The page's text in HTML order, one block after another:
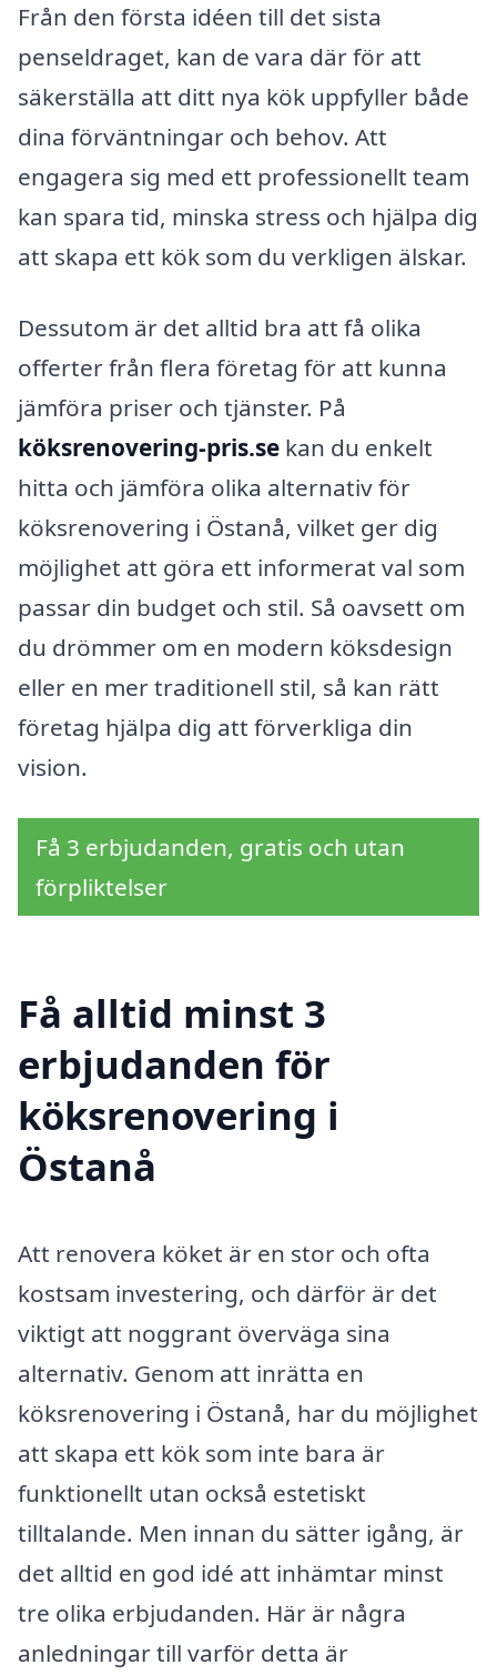
Från den första idéen till det sista
penseldraget, kan de vara där för att
säkerställa att ditt nya kök uppfyller både
dina förväntningar och behov. Att
engagera sig med ett professionellt team
kan spara tid, minska stress och hjälpa dig
att skapa ett kök som du verkligen älskar.
Dessutom är det alltid bra att få olika
offerter från flera företag för att kunna
jämföra priser och tjänster. På
köksrenovering-pris.se kan du enkelt
hitta och jämföra olika alternativ för
köksrenovering i Östanå, vilket ger dig
möjlighet att göra ett informerat val som
passar din budget och stil. Så oavsett om
du drömmer om en modern köksdesign
eller en mer traditionell stil, så kan rätt
företag hjälpa dig att förverkliga din
vision.
Få 3 erbjudanden, gratis och utan
förpliktelser
Få alltid minst 3
erbjudanden för
köksrenovering i
Östanå
Att renovera köket är en stor och ofta
kostsam investering, och därför är det
viktigt att noggrant överväga sina
alternativ. Genom att inrätta en
köksrenovering i Östanå, har du möjlighet
att skapa ett kök som inte bara är
funktionellt utan också estetiskt
tilltalande. Men innan du sätter igång, är
det alltid en god idé att inhämtar minst
tre olika erbjudanden. Här är några
anledningar till varför detta är